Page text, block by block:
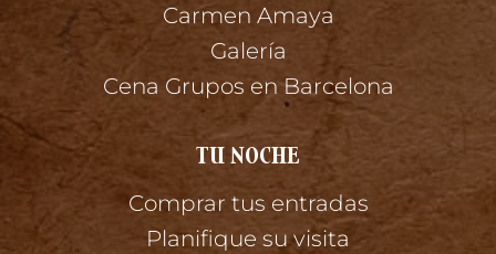
Carmen Amaya
Galería
Cena Grupos en Barcelona
TU NOCHE
Comprar tus entradas
Planifique su visita